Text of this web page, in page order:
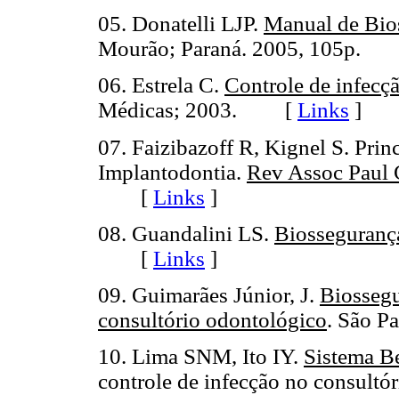
05. Donatelli LJP. Manual de
Mourão; Paraná. 2005,
06. Estrela C. Controle de
Médicas; 2003. [ Links ]
07. Faizibazoff R, Kignel S.
Implantodontia. Rev Assoc Paul
[ Links ]
08. Guandalini LS.
[ Links ]
09. Guimarães Júnior, J.
consultório odontológico. São
10. Lima SNM, Ito IY. Sistema
controle de infecção no